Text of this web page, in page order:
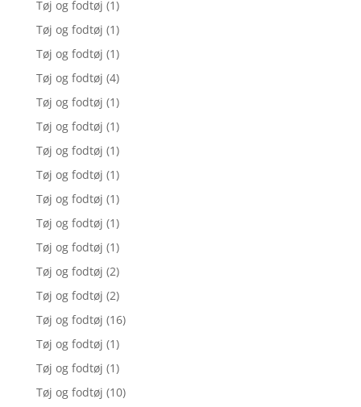
Tøj og fodtøj (1)
Tøj og fodtøj (1)
Tøj og fodtøj (1)
Tøj og fodtøj (4)
Tøj og fodtøj (1)
Tøj og fodtøj (1)
Tøj og fodtøj (1)
Tøj og fodtøj (1)
Tøj og fodtøj (1)
Tøj og fodtøj (1)
Tøj og fodtøj (1)
Tøj og fodtøj (2)
Tøj og fodtøj (2)
Tøj og fodtøj (16)
Tøj og fodtøj (1)
Tøj og fodtøj (1)
Tøj og fodtøj (10)